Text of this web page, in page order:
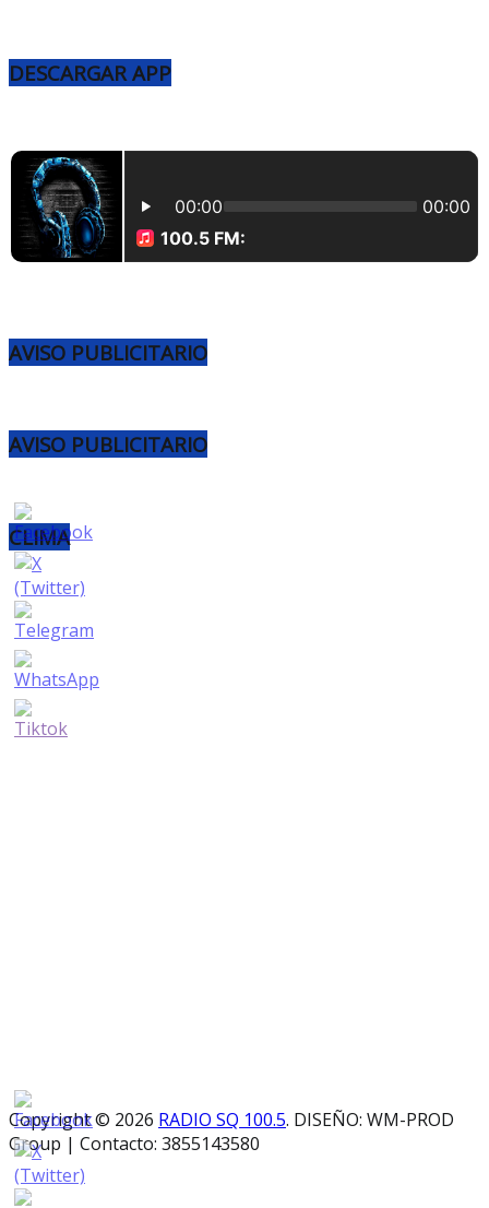
DESCARGAR APP
AVISO PUBLICITARIO
AVISO PUBLICITARIO
CLIMA
Copyright © 2026 RADIO SQ 100.5. DISEÑO: WM-PROD
Group | Contacto: 3855143580